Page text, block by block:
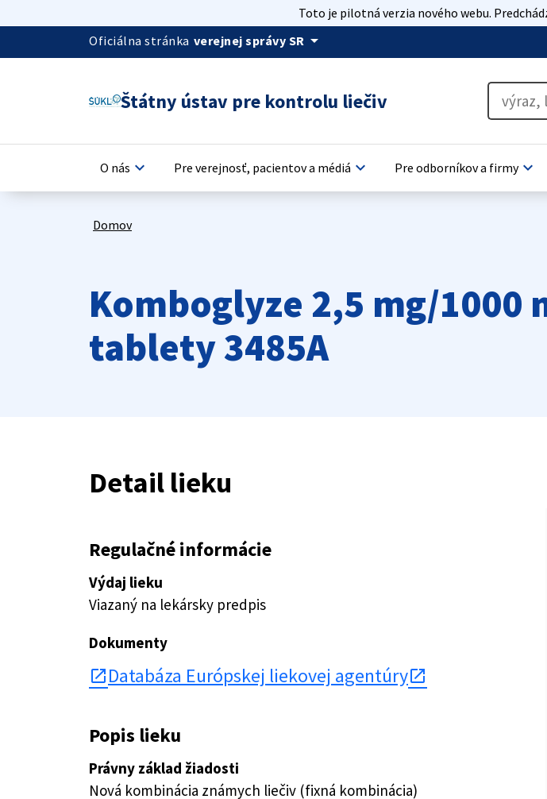
Toto je pilotná verzia nového webu.
Oficiálna stránka verejnej správy SR arrow_drop_down
Štátny ústav pre kontrolu liečiv
O nás keyboard_arrow_down Pre verejnosť, pacientov a médiá keyboard_arrow_down Pre odborníkov a firmykeyboard_arrow_down
Domov
Komboglyze 2,5 mg/1000
tablety 3485A
Detail lieku
Regulačné informácie
Výdaj lieku
Viazaný na lekársky predpis
Dokumenty
open_in_new Databáza Európskej liekovej agentúry
Popis lieku
Právny základ žiadosti
Nová kombinácia známych liečiv (fixná kombinácia)